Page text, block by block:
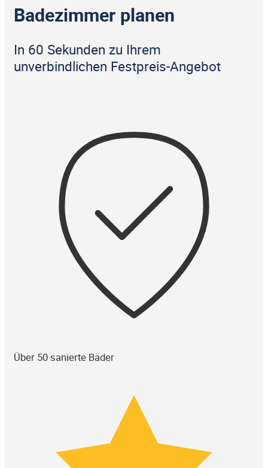
Badezimmer planen
In 60 Sekunden zu Ihrem
unverbindlichen Festpreis-Angebot
Über 50 sanierte Bäder